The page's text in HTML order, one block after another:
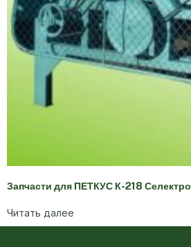
Запчасти для ПЕТКУС К-218 Селектро
Читать далее